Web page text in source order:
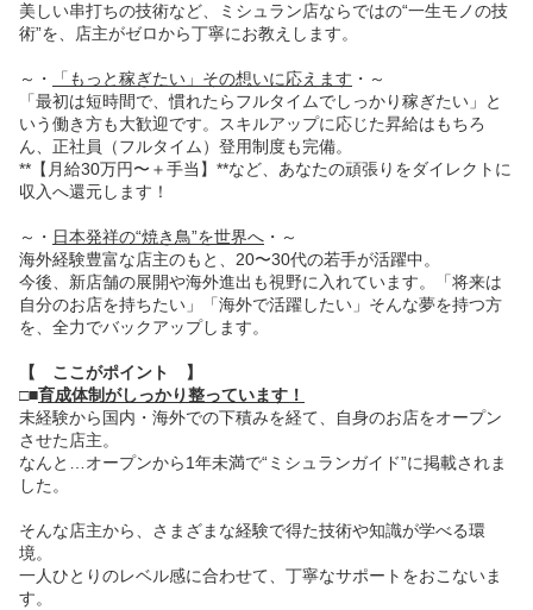
美しい串打ちの技術など、ミシュラン店ならではの“一生モノの技
術”を、店主がゼロから丁寧にお教えします。
～・ 「もっと稼ぎたい」その想いに応えます ・～
「最初は短時間で、慣れたらフルタイムでしっかり稼ぎたい」と
いう働き方も大歓迎です。スキルアップに応じた昇給はもちろ
ん、正社員（フルタイム）登用制度も完備。
**【月給30万円〜＋手当】**など、あなたの頑張りをダイレクトに
収入へ還元します！
～・ 日本発祥の“焼き鳥”を世界へ ・～
海外経験豊富な店主のもと、20〜30代の若手が活躍中。
今後、新店舗の展開や海外進出も視野に入れています。「将来は
自分のお店を持ちたい」「海外で活躍したい」そんな夢を持つ方
を、全力でバックアップします。
【 ここがポイント 】
□■育成体制がしっかり整っています！
未経験から国内・海外での下積みを経て、自身のお店をオープン
させた店主。
なんと…オープンから1年未満で“ミシュランガイド”に掲載されま
した。
そんな店主から、さまざまな経験で得た技術や知識が学べる環
境。
⼀⼈ひとりのレベル感に合わせて、丁寧なサポートをおこないま
す。